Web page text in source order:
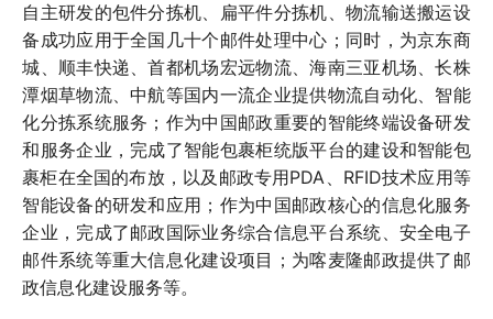
自主研发的包件分拣机、扁平件分拣机、物流输送搬运设
备成功应用于全国几十个邮件处理中心；同时，为京东商
城、顺丰快递、首都机场宏远物流、海南三亚机场、长株
潭烟草物流、中航等国内一流企业提供物流自动化、智能
化分拣系统服务；作为中国邮政重要的智能终端设备研发
和服务企业，完成了智能包裹柜统版平台的建设和智能包
裹柜在全国的布放，以及邮政专用PDA、RFID技术应用等
智能设备的研发和应用；作为中国邮政核心的信息化服务
企业，完成了邮政国际业务综合信息平台系统、安全电子
邮件系统等重大信息化建设项目；为喀麦隆邮政提供了邮
政信息化建设服务等。